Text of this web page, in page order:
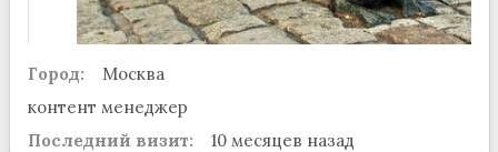
Город:
Москва
контент менеджер
Последний визит:
10 месяцев назад